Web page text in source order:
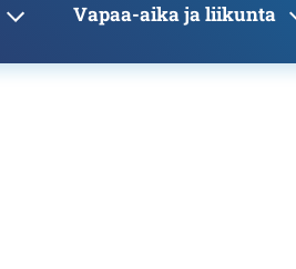
Vapaa-aika ja liikunta